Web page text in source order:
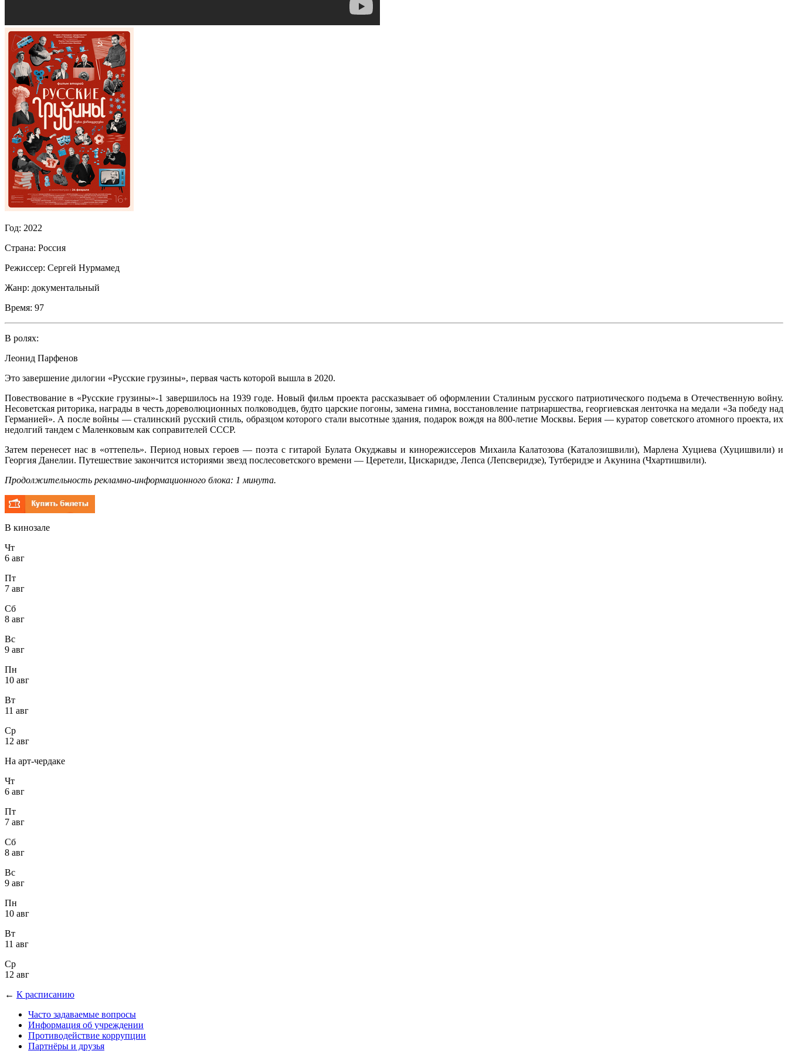
Год: 2022
Страна: Россия
Режиссер: Сергей Нурмамед
Жанр: документальный
Время: 97
В ролях:
Леонид Парфенов
Это завершение дилогии «Русские грузины», первая часть которой вышла в 2020.
Повествование в «Русские грузины»-1 завершилось на 1939 годе. Новый фильм проекта рассказывает об оформлении Сталиным русского патриотического подъема в Отечественную войну.
Несоветская риторика, награды в честь дореволюционных полководцев, будто царские погоны, замена гимна, восстановление патриаршества, георгиевская ленточка на медали «За победу над
Германией». А после войны — сталинский русский стиль, образцом которого стали высотные здания, подарок вождя на 800-летие Москвы. Берия — куратор советского атомного проекта, их
недолгий тандем с Маленковым как соправителей СССР.
Затем перенесет нас в «оттепель». Период новых героев — поэта с гитарой Булата Окуджавы и кинорежиссеров Михаила Калатозова (Каталозишвили), Марлена Хуциева (Хуцишвили) и
Георгия Данелии. Путешествие закончится историями звезд послесоветского времени — Церетели, Цискаридзе, Лепса (Лепсверидзе), Тутберидзе и Акунина (Чхартишвили).
Продолжительность рекламно-информационного блока: 1 минута.
В кинозале
Чт
6 авг
Пт
7 авг
Сб
8 авг
Вс
9 авг
Пн
10 авг
Вт
11 авг
Ср
12 авг
На арт-чердаке
Чт
6 авг
Пт
7 авг
Сб
8 авг
Вс
9 авг
Пн
10 авг
Вт
11 авг
Ср
12 авг
← К расписанию
Часто задаваемые вопросы
Информация об учреждении
Противодействие коррупции
Партнёры и друзья